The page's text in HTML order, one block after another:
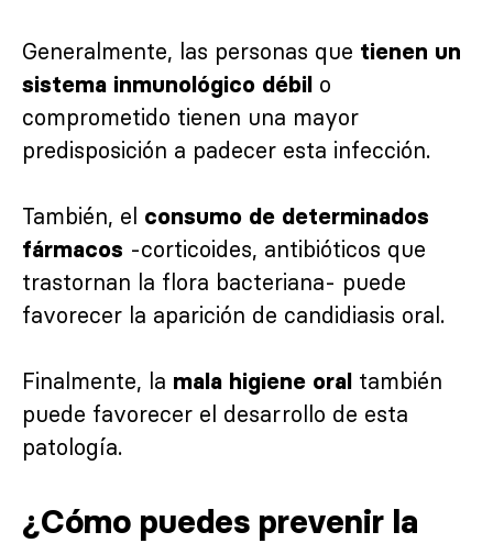
Generalmente, las personas que tienen un
sistema inmunológico débil o
comprometido tienen una mayor
predisposición a padecer esta infección.
También, el consumo de determinados
fármacos -corticoides, antibióticos que
trastornan la flora bacteriana- puede
favorecer la aparición de candidiasis oral.
Finalmente, la mala higiene oral también
puede favorecer el desarrollo de esta
patología.
¿Cómo puedes prevenir la